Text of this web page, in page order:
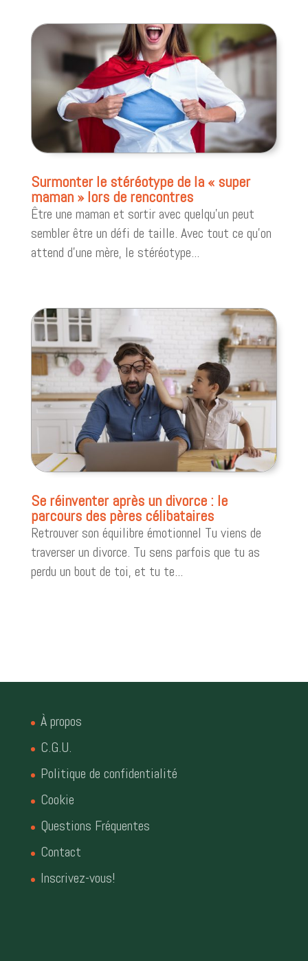
Surmonter le stéréotype de la « super
maman » lors de rencontres
Être une maman et sortir avec quelqu'un peut
sembler être un défi de taille. Avec tout ce qu'on
attend d'une mère, le stéréotype...
Se réinventer après un divorce : le
parcours des pères célibataires
Retrouver son équilibre émotionnel Tu viens de
traverser un divorce. Tu sens parfois que tu as
perdu un bout de toi, et tu te...
À propos
C.G.U.
Politique de confidentialité
Cookie
Questions Fréquentes
Contact
Inscrivez-vous!